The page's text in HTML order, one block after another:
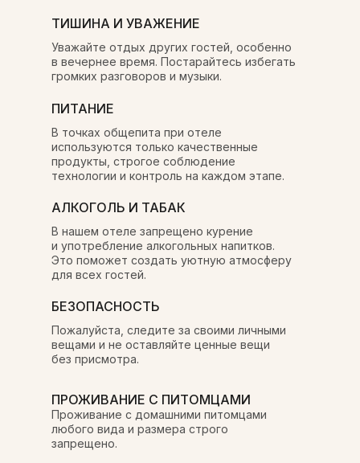
Проживание с домашними питомцами
любого вида и размера строго
запрещено.
ПРОЖИВАНИЕ С ПИТОМЦАМИ
Пожалуйста, следите за своими личными
вещами и не оставляйте ценные вещи
без присмотра.
БЕЗОПАСНОСТЬ
В нашем отеле запрещено курение
и употребление алкогольных напитков.
Это поможет создать уютную атмосферу
для всех гостей.
АЛКОГОЛЬ И ТАБАК
Уважайте отдых других гостей, особенно
в вечернее время. Постарайтесь избегать
громких разговоров и музыки.
ТИШИНА И УВАЖЕНИЕ
В точках общепита при отеле
используются только качественные
продукты, строгое соблюдение
технологии и контроль на каждом этапе.
ПИТАНИЕ